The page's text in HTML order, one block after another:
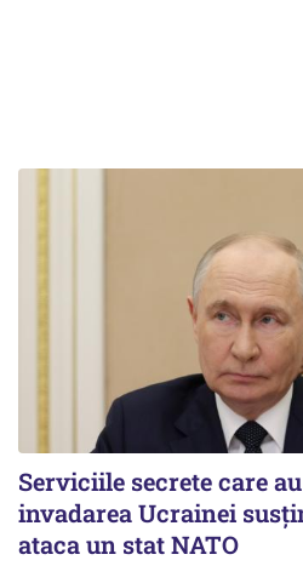
Serviciile secrete care
invadarea Ucrainei
ataca un stat NATO